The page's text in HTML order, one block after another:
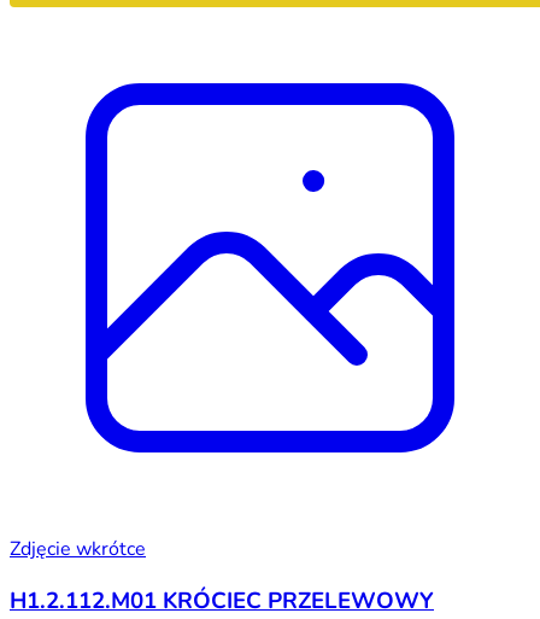
Zdjęcie wkrótce
H1.2.112.M01 KRÓCIEC PRZELEWOWY